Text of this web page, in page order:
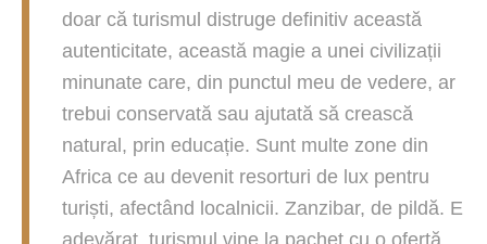
doar că turismul distruge definitiv această
autenticitate, această magie a unei civilizații
minunate care, din punctul meu de vedere, ar
trebui conservată sau ajutată să crească
natural, prin educație. Sunt multe zone din
Africa ce au devenit resorturi de lux pentru
turiști, afectând localnicii. Zanzibar, de pildă. E
adevărat, turismul vine la pachet cu o ofertă